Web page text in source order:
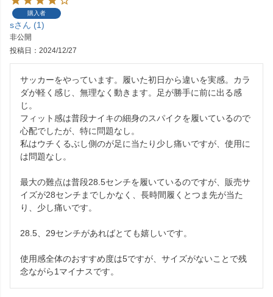
購入者
s 1
非公開
投稿日
2024/12/27
サッカーをやっています。履いた初日から違いを実感。カラ
ダが軽く感じ、無理なく動きます。足が勝手に前に出る感
じ。
フィット感は普段ナイキの細身のスパイクを履いているので
心配でしたが、特に問題なし。
私はウチくるぶし側のが足に当たり少し痛いですが、使用に
は問題なし。
最大の難点は普段28.5センチを履いているのですが、販売サ
イズが28センチまでしかなく、長時間履くとつま先が当た
り、少し痛いです。
28.5、29センチがあればとても嬉しいです。
使用感全体のおすすめ度は5ですが、サイズがないことで残
念ながら1マイナスです。